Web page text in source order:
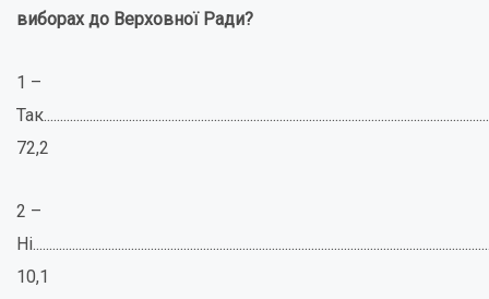
виборах до Верховної Ради?
1 –
72,2
2 –
10,1